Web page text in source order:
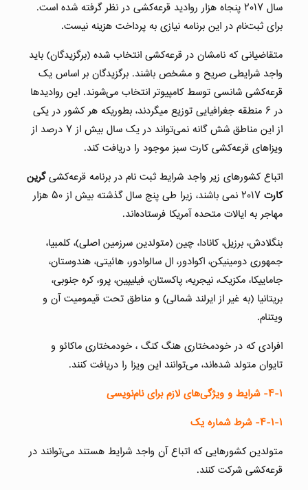
سال ۲۰۱۷ پنجاه هزار روادید قرعه‌کشی در نظر گرفته شده است.
برای ثبت‌نام در این برنامه نیازی به پرداخت هزینه نیست.
متقاضیانی که نامشان در قرعه‌کشی انتخاب شده (برگزیدگان) باید
واجد شرایطی صریح و مشخص باشند. برگزیدگان بر اساس یک
قرعه‌کشی شانسی توسط کامپیوتر انتخاب می‌شوند. این روادیدها
در ۶ منطقه جغرافیایی توزیع میگردند، بطوریکه هر کشور در یکی
از این مناطق شش گانه نمی‌تواند در یک سال بیش از ۷ درصد از
ویزاهای قرعه‌کشی کارت سبز موجود را دریافت کند.
اتباع کشورهای زیر واجد شرایط ثبت نام در برنامه قرعه‌کشیگرین
کارت
۲۰۱۷ نمی باشند، زیرا طی پنج سال گذشته بیش از ۵٠ هزار
مهاجر به ایالات متحده آمریکا فرستاده‌اند.
بنگلادش، برزیل، کانادا، چین (متولدین سرزمین اصلی)، کلمبیا،
جمهوری دومینیکن، اکوادور، ال سالوادور، هائیتی، هندوستان،
جاماییکا، مکزیک، نیجریه، پاکستان، فیلیپین، پرو، کره جنوبی،
بریتانیا (به غیر از ایرلند شمالی) و مناطق تحت قیمومیت آن و
ویتنام.
افرادی که در خودمختاری هنگ کنگ ، خودمختاری ماکائو و
تایوان متولد شده‌اند، می‌توانند این ویزا را دریافت کنند.
۴-۱- شرایط و ویژگی‌های لازم برای نام‌نویسی
۴-۱-۱- شرط شماره یک
متولدین کشورهایی که اتباع آن واجد شرایط هستند می‌توانند در
قرعه‌کشی شرکت کنند.